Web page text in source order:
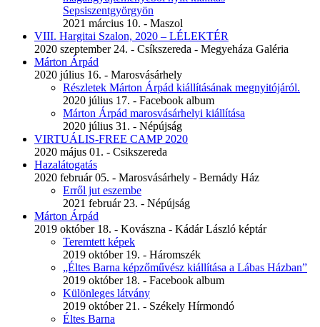
Sepsiszentgyörgyön
2021 március 10. - Maszol
VIII. Hargitai Szalon, 2020 – LÉLEKTÉR
2020 szeptember 24. - Csíkszereda - Megyeháza Galéria
Márton Árpád
2020 július 16. - Marosvásárhely
Részletek Márton Árpád kiállításának megnyitójáról.
2020 július 17. - Facebook album
Márton Árpád marosvásárhelyi kiállítása
2020 július 31. - Népújság
VIRTUÁLIS-FREE CAMP 2020
2020 május 01. - Csikszereda
Hazalátogatás
2020 február 05. - Marosvásárhely - Bernády Ház
Erről jut eszembe
2021 február 23. - Népújság
Márton Árpád
2019 október 18. - Kovászna - Kádár László képtár
Teremtett képek
2019 október 19. - Háromszék
„Éltes Barna képzőművész kiállítása a Lábas Házban”
2019 október 18. - Facebook album
Különleges látvány
2019 október 21. - Székely Hírmondó
Éltes Barna